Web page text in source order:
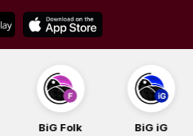
BiG Folk BiG iG